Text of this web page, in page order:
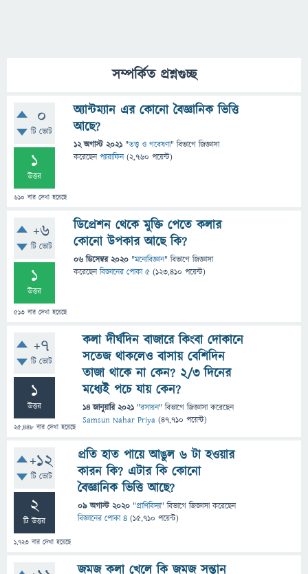
সম্পর্কিত প্রশ্নগুচ্ছ
0
টি ভোট
1
উত্তর
610 বার দেখা হয়েছে
অ্যান্টম্যান এর কোনো বৈজ্ঞানিক ভিত্তি
আছে?
12 অগাস্ট 2021 "তত্ত্ব ও গবেষণা" বিভাগে জিজ্ঞাসা
করেছেনপ্যারাফিন (2,760 পয়েন্ট)
+6
টি ভোট
1
উত্তর
513 বার দেখা হয়েছে
ডিপ্রেশন থেকে মুক্তি পেতে কলার
কোনো উপকার আছে কি?
06 ডিসেম্বর 2020 "মনোবিজ্ঞান" বিভাগে জিজ্ঞাসা
করেছেনবিজ্ঞানের পোকা ৫ (123,410 পয়েন্ট)
+7
টি ভোট
1
উত্তর
25,448 বার দেখা হয়েছে
কলা দীর্ঘদিন বাজারে কিংবা দোকানে
সতেজ থাকলেও বাসায় বেশিদিন
তাজা থাকে না কেন? ২/৩ দিনের
মধ্যেই পচে যায় কেন?
14 জানুয়ারি 2021 "রসায়ন" বিভাগে জিজ্ঞাসাকরেছেন
Samsun Nahar Priya (47,710 পয়েন্ট)
+12
টি ভোট
2
টি উত্তর
1,723 বার দেখা হয়েছে
প্রতি হাত পায়ে আঙুল ৬ টা হওয়ার
কারন কি? এটার কি কোনো
বৈজ্ঞানিক ভিত্তি আছে?
09 অগাস্ট 2020 "প্রাণিবিদ্যা" বিভাগে জিজ্ঞাসাকরেছেন
বিজ্ঞানের পোকা ৪ (15,710 পয়েন্ট)
জমজ কলা খেলে কি জমজ সন্তান